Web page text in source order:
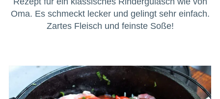
Oma. Es schmeckt lecker und gelingt sehr einfach.
Zartes Fleisch und feinste Soße!